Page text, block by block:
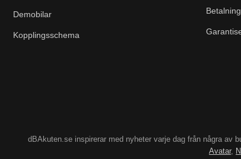
Demobilar
Kopplingsschema
dBAkuten.se inspirerar med nyheter varje dag från några av
Avatar,